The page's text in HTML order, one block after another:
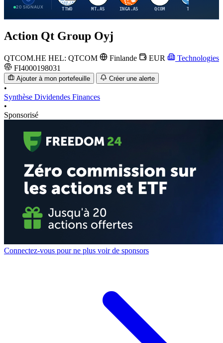
20 SIGNAUX TTWO MT.AS INGA.AS QCOM TTE
Action Qt Group Oyj
QTCOM.HE HEL: QTCOM Finlande EUR
Technologies
FI4000198031
Ajouter à mon portefeuille Créer une alerte
•
Synthèse Dividendes Finances
•
Sponsorisé
Connectez-vous pour ne plus voir de sponsors